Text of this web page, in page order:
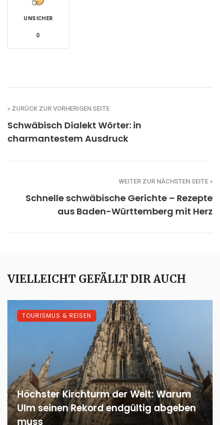
UNSICHER
0
« ZURÜCK ZUR VORHERIGEN SEITE
Schwäbisch Dialekt Wörter: in
charmantestem Ausdruck
WEITER ZUR NÄCHSTEN SEITE »
Schnelle schwäbische Gerichte – Rezepte
aus Baden-Württemberg mit Herz
VIELLEICHT GEFÄLLT DIR AUCH
Höchster Kirchturm der Welt: Warum
Ulm seinen Rekord endgültig abgeben
muss
TOURISMUS & REISEN